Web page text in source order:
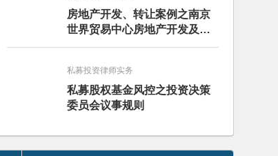
房地产开发、转让案例之南京
世界贸易中心房地产开发及股
权转让项目
私募投资律师实务
私募股权基金风控之投资决策
委员会议事规则